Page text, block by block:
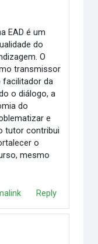
EAD é um
do
O
transmissor
facilitador da
o diálogo, a
do
e
tutor contribui
o
mesmo
Reply